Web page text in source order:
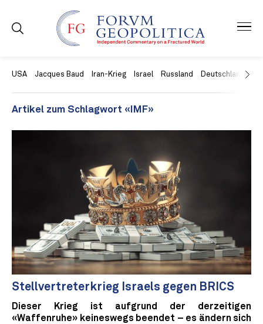
USA Jacques Baud Iran-Krieg Israel Russland Deutschland
Artikel zum Schlagwort «IMF»
Stellvertreterkrieg Israels gegen BRICS
Dieser Krieg ist aufgrund der derzeitigen
«Waffenruhe» keineswegs beendet – es ändern sich